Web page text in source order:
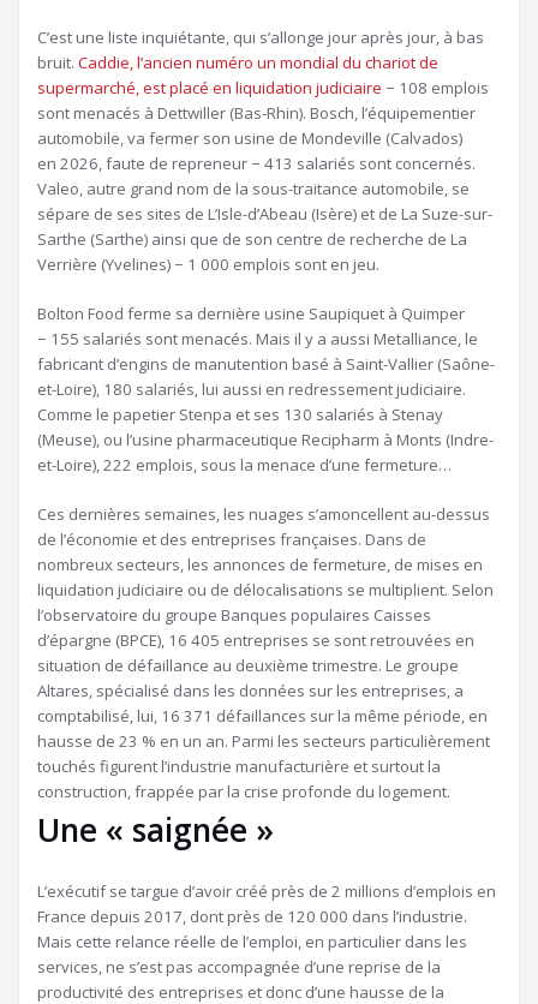
C’est une liste inquiétante, qui s’allonge jour après jour, à bas
bruit. Caddie, l’ancien numéro un mondial du chariot de
supermarché, est placé en liquidation judiciaire − 108 emplois
sont menacés à Dettwiller (Bas-Rhin). Bosch, l’équipementier
automobile, va fermer son usine de Mondeville (Calvados)
en 2026, faute de repreneur − 413 salariés sont concernés.
Valeo, autre grand nom de la sous-traitance automobile, se
sépare de ses sites de L’Isle-d’Abeau (Isère) et de La Suze-sur-
Sarthe (Sarthe) ainsi que de son centre de recherche de La
Verrière (Yvelines) − 1 000 emplois sont en jeu.
Bolton Food ferme sa dernière usine Saupiquet à Quimper
− 155 salariés sont menacés. Mais il y a aussi Metalliance, le
fabricant d’engins de manutention basé à Saint-Vallier (Saône-
et-Loire), 180 salariés, lui aussi en redressement judiciaire.
Comme le papetier Stenpa et ses 130 salariés à Stenay
(Meuse), ou l’usine pharmaceutique Recipharm à Monts (Indre-
et-Loire), 222 emplois, sous la menace d’une fermeture…
Ces dernières semaines, les nuages s’amoncellent au-dessus
de l’économie et des entreprises françaises. Dans de
nombreux secteurs, les annonces de fermeture, de mises en
liquidation judiciaire ou de délocalisations se multiplient. Selon
l’observatoire du groupe Banques populaires Caisses
d’épargne (BPCE), 16 405 entreprises se sont retrouvées en
situation de défaillance au deuxième trimestre. Le groupe
Altares, spécialisé dans les données sur les entreprises, a
comptabilisé, lui, 16 371 défaillances sur la même période, en
hausse de 23 % en un an. Parmi les secteurs particulièrement
touchés figurent l’industrie manufacturière et surtout la
construction, frappée par la crise profonde du logement.
Une « saignée »
L’exécutif se targue d’avoir créé près de 2 millions d’emplois en
France depuis 2017, dont près de 120 000 dans l’industrie.
Mais cette relance réelle de l’emploi, en particulier dans les
services, ne s’est pas accompagnée d’une reprise de la
productivité des entreprises et donc d’une hausse de la